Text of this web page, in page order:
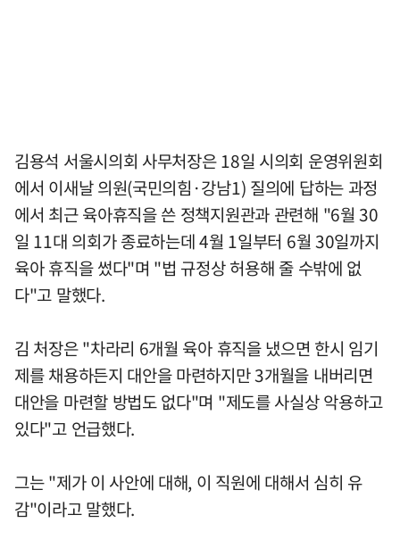
김용석 서울시의회 사무처장은 18일 시의회 운영위원회
에서 이새날 의원(국민의힘·강남1) 질의에 답하는 과정
에서 최근 육아휴직을 쓴 정책지원관과 관련해 "6월 30
일 11대 의회가 종료하는데 4월 1일부터 6월 30일까지
육아 휴직을 썼다"며 "법 규정상 허용해 줄 수밖에 없
다"고 말했다.
김 처장은 "차라리 6개월 육아 휴직을 냈으면 한시 임기
제를 채용하든지 대안을 마련하지만 3개월을 내버리면
대안을 마련할 방법도 없다"며 "제도를 사실상 악용하고
있다"고 언급했다.
그는 "제가 이 사안에 대해, 이 직원에 대해서 심히 유
감"이라고 말했다.